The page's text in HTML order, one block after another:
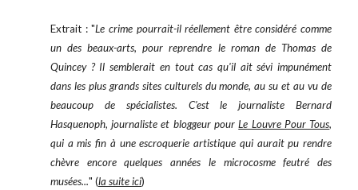
Extrait : "Le crime pourrait-il réellement être considéré comme
un des beaux-arts, pour reprendre le roman de Thomas de
Quincey ? Il semblerait en tout cas qu'il ait sévi impunément
dans les plus grands sites culturels du monde, au su et au vu de
beaucoup de spécialistes. C'est le journaliste Bernard
Hasquenoph, journaliste et bloggeur pourLe Louvre Pour Tous,
qui a mis fin à une escroquerie artistique qui aurait pu rendre
chèvre encore quelques années le microcosme feutré des
musées..." (la suite ici)